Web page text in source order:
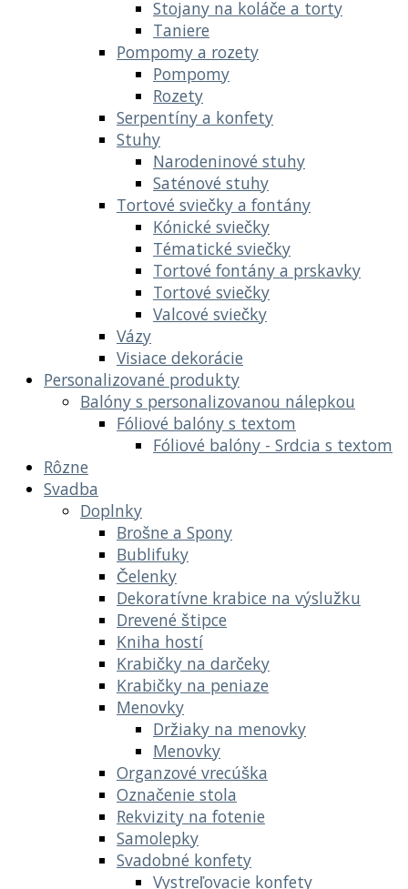
Stojany na koláče a torty
Taniere
Pompomy a rozety
Pompomy
Rozety
Serpentíny a konfety
Stuhy
Narodeninové stuhy
Saténové stuhy
Tortové sviečky a fontány
Kónické sviečky
Tématické sviečky
Tortové fontány a prskavky
Tortové sviečky
Valcové sviečky
Vázy
Visiace dekorácie
Personalizované produkty
Balóny s personalizovanou nálepkou
Fóliové balóny s textom
Fóliové balóny - Srdcia s textom
Rôzne
Svadba
Doplnky
Brošne a Spony
Bublifuky
Čelenky
Dekoratívne krabice na výslužku
Drevené štipce
Kniha hostí
Krabičky na darčeky
Krabičky na peniaze
Menovky
Držiaky na menovky
Menovky
Organzové vrecúška
Označenie stola
Rekvizity na fotenie
Samolepky
Svadobné konfety
Vystreľovacie konfety